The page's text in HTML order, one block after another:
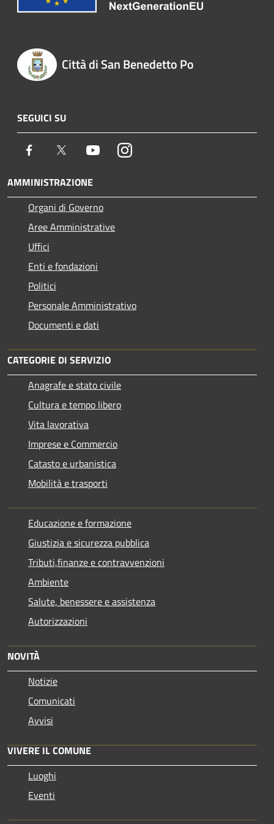
Città di San Benedetto Po
SEGUICI SU
Facebook Twitter YoutubeInstagram
AMMINISTRAZIONE
Organi di Governo
Aree Amministrative
Uffici
Enti e fondazioni
Politici
Personale Amministrativo
Documenti e dati
CATEGORIE DI SERVIZIO
Anagrafe e stato civile
Cultura e tempo libero
Vita lavorativa
Imprese e Commercio
Catasto e urbanistica
Mobilità e trasporti
Educazione e formazione
Giustizia e sicurezza pubblica
Tributi,finanze e contravvenzioni
Ambiente
Salute, benessere e assistenza
Autorizzazioni
NOVITÀ
Notizie
Comunicati
Avvisi
VIVERE IL COMUNE
Luoghi
Eventi